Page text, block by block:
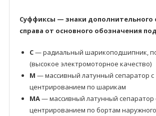
Суффиксы — знаки дополнительного
справа от основного обозначения
C— радиальный шарикоподшипник,
(высокое электромоторное качество)
M — массивный латунный сепаратор с
центрированием по шарикам
MA— массивный латунный сепаратор
центрированием по бортам